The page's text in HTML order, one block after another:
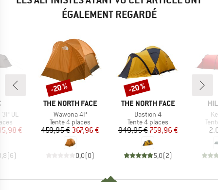
ÉGALEMENT REGARDÉ
UL
réduit
€
(6)
MARQUE
THE NORTH FACE
Article
Wawona 4P
Product group
Tente 4 places
Prix
459,95 €Prix réduit
367,96 €
0,0(0)
Remise
-20 %
MARQUE
THE NORTH FACE
Article
Bastion 4
Product group
Tente 4 places
Prix
949,95 €Prix réduit
759,96 €
5,0(2)
Remise
-20 %